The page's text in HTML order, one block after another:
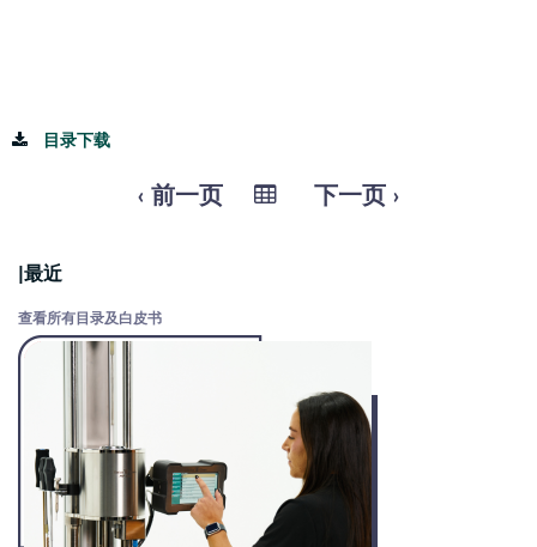
目录下载
‹ 前一页 下一页 ›
|最近
查看所有目录及白皮书